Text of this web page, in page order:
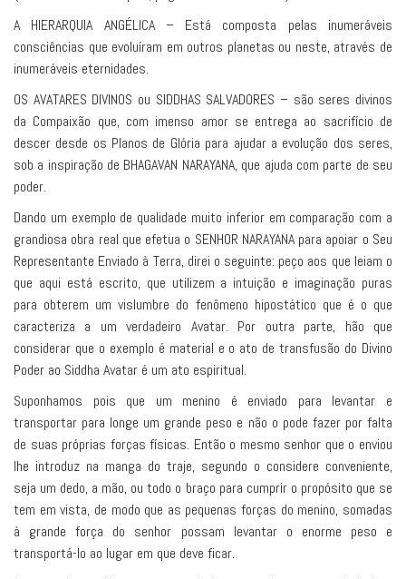
A HIERARQUIA ANGÉLICA – Está composta pelas inumeráveis
consciências que evoluíram em outros planetas ou neste, através de
inumeráveis eternidades.
OS AVATARES DIVINOS ou SIDDHAS SALVADORES – são seres divinos
da Compaixão que, com imenso amor se entrega ao sacrifício de
descer desde os Planos de Glória para ajudar a evolução dos seres,
sob a inspiração de BHAGAVAN NARAYANA, que ajuda com parte de seu
poder.
Dando um exemplo de qualidade muito inferior em comparação com a
grandiosa obra real que efetua o SENHOR NARAYANA para apoiar o Seu
Representante Enviado à Terra, direi o seguinte: peço aos que leiam o
que aqui está escrito, que utilizem a intuição e imaginação puras
para obterem um vislumbre do fenômeno hipostático que é o que
caracteriza a um verdadeiro Avatar. Por outra parte, hão que
considerar que o exemplo é material e o ato de transfusão do Divino
Poder ao Siddha Avatar é um ato espiritual.
Suponhamos pois que um menino é enviado para levantar e
transportar para longe um grande peso e não o pode fazer por falta
de suas próprias forças físicas. Então o mesmo senhor que o enviou
lhe introduz na manga do traje, segundo o considere conveniente,
seja um dedo, a mão, ou todo o braço para cumprir o propósito que se
tem em vista, de modo que as pequenas forças do menino, somadas
à grande força do senhor possam levantar o enorme peso e
transportá-lo ao lugar em que deve ficar.